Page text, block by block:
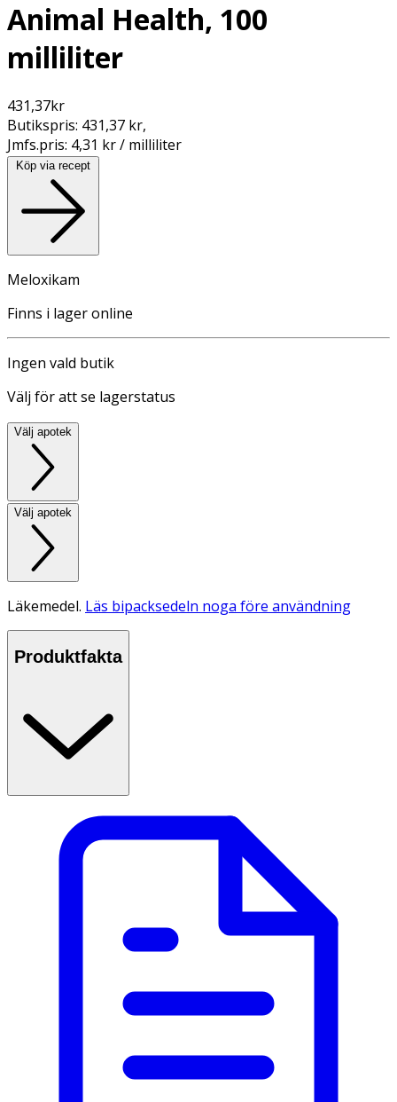
Animal Health, 100
milliliter
431,37kr
Butikspris: 431,37 kr,
Jmfs.pris: 4,31 kr / milliliter
Köp via recept
Meloxikam
Finns i lager online
Ingen vald butik
Välj för att se lagerstatus
Välj apotek
Välj apotek
Läkemedel. Läs bipacksedeln noga före användning
Produktfakta